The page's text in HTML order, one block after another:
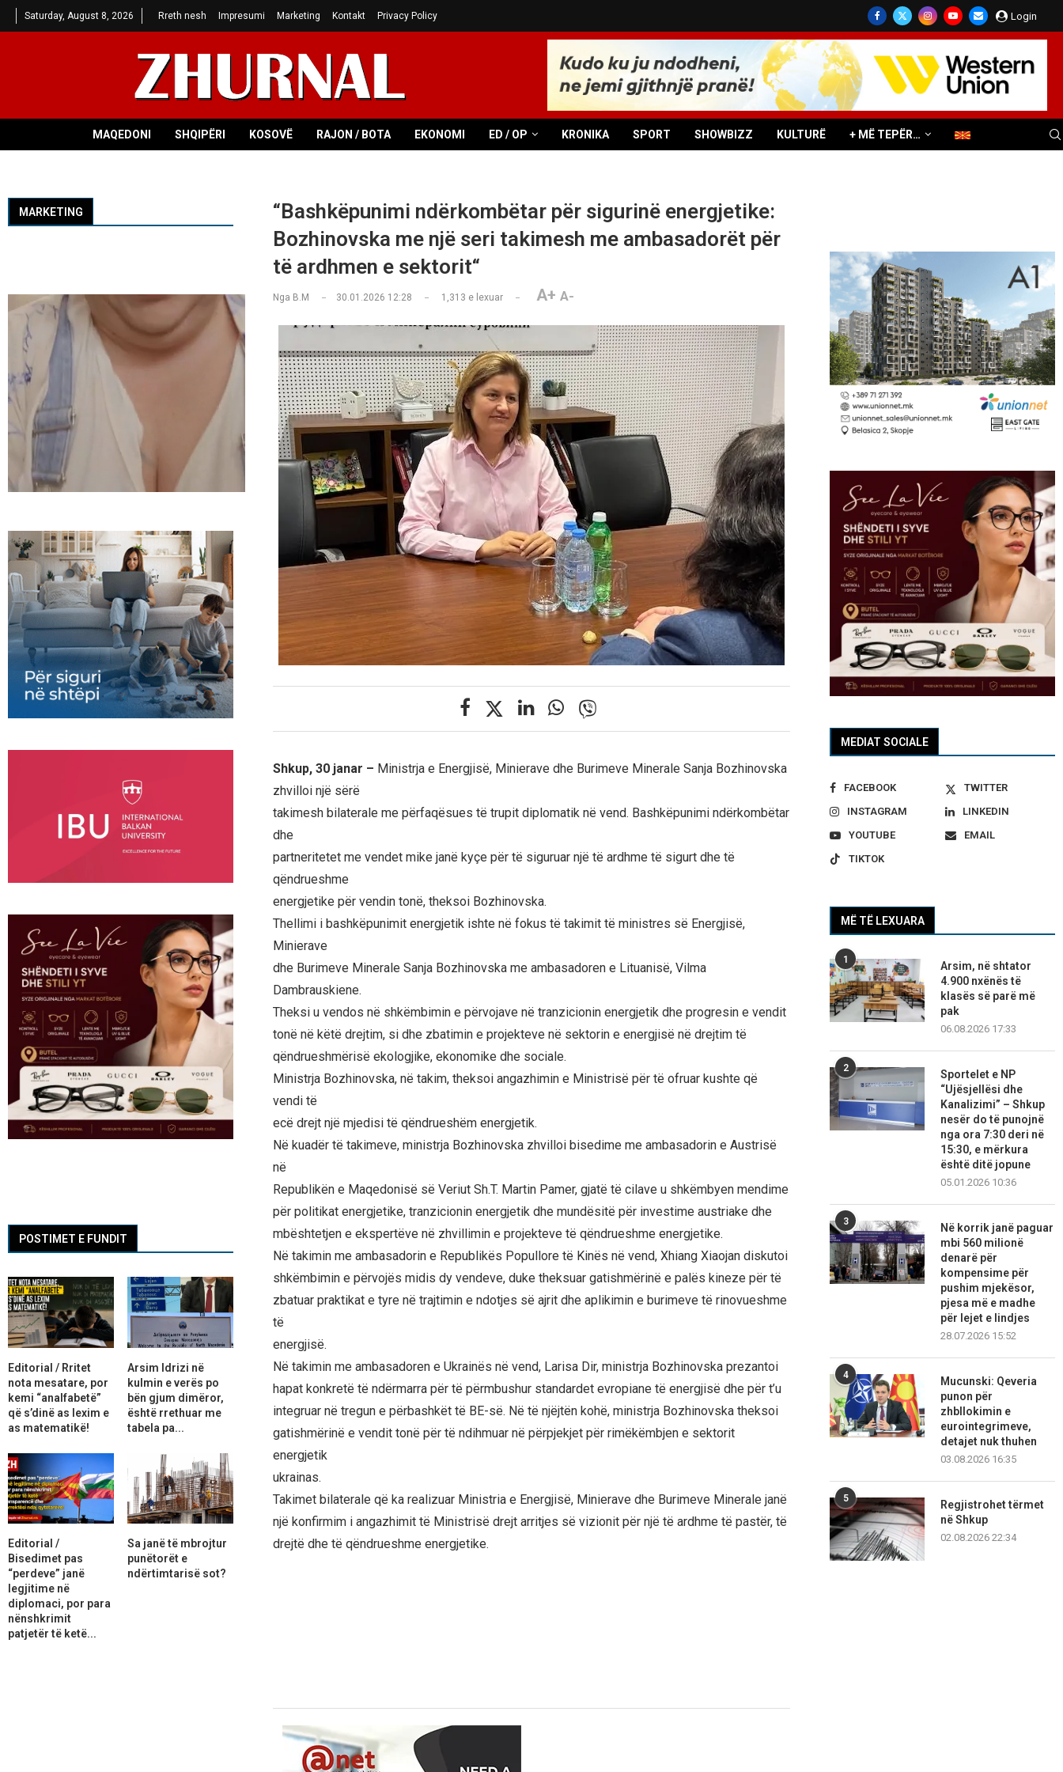
Saturday, August 8, 2026 Rreth nesh Impresumi Marketing Kontakt Privacy Policy Login
MAQEDONI SHQIPËRI KOSOVË RAJON / BOTA EKONOMI ED / OP KRONIKA SPORT SHOWBIZZ KULTURË + MË TEPËR…
“Bashkëpunimi ndërkombëtar për sigurinë energjetike:
Bozhinovska me një seri takimesh me ambasadorët për
të ardhmen e sektorit“
Nga B.M 30.01.2026 12:28 1,313 e lexuar A+ A-
Shkup, 30 janar – Ministrja e Energjisë, Minierave dhe Burimeve Minerale Sanja Bozhinovska
zhvilloi një sërë
takimesh bilaterale me përfaqësues të trupit diplomatik në vend. Bashkëpunimi ndërkombëtar
dhe
partneritetet me vendet mike janë kyçe për të siguruar një të ardhme të sigurt dhe të
qëndrueshme
energjetike për vendin tonë, theksoi Bozhinovska.
Thellimi i bashkëpunimit energjetik ishte në fokus të takimit të ministres së Energjisë,
Minierave
dhe Burimeve Minerale Sanja Bozhinovska me ambasadoren e Lituanisë, Vilma
Dambrauskiene.
Theksi u vendos në shkëmbimin e përvojave në tranzicionin energjetik dhe progresin e vendit
tonë në këtë drejtim, si dhe zbatimin e projekteve në sektorin e energjisë në drejtim të
qëndrueshmërisë ekologjike, ekonomike dhe sociale.
Ministrja Bozhinovska, në takim, theksoi angazhimin e Ministrisë për të ofruar kushte që
vendi të
ecë drejt një mjedisi të qëndrueshëm energjetik.
Në kuadër të takimeve, ministrja Bozhinovska zhvilloi bisedime me ambasadorin e Austrisë
në
Republikën e Maqedonisë së Veriut Sh.T. Martin Pamer, gjatë të cilave u shkëmbyen mendime
për politikat energjetike, tranzicionin energjetik dhe mundësitë për investime austriake dhe
mbështetjen e ekspertëve në zhvillimin e projekteve të qëndrueshme energjetike.
Në takimin me ambasadorin e Republikës Popullore të Kinës në vend, Xhiang Xiaojan diskutoi
shkëmbimin e përvojës midis dy vendeve, duke theksuar gatishmërinë e palës kineze për të
zbatuar praktikat e tyre në trajtimin e ndotjes së ajrit dhe aplikimin e burimeve të rinovueshme
të
energjisë.
Në takimin me ambasadoren e Ukrainës në vend, Larisa Dir, ministrja Bozhinovska prezantoi
hapat konkretë të ndërmarra për të përmbushur standardet evropiane të energjisë dhe për t’u
integruar në tregun e përbashkët të BE-së. Në të njëjtën kohë, ministrja Bozhinovska theksoi
gatishmërinë e vendit tonë për të ndihmuar në përpjekjet për rimëkëmbjen e sektorit
energjetik
ukrainas.
Takimet bilaterale që ka realizuar Ministria e Energjisë, Minierave dhe Burimeve Minerale janë
një konfirmim i angazhimit të Ministrisë drejt arritjes së vizionit për një të ardhme të pastër, të
drejtë dhe të qëndrueshme energjetike.
MEDIAT SOCIALE
FACEBOOK
TWITTER
INSTAGRAM
LINKEDIN
YOUTUBE
EMAIL
TIKTOK
MË TË LEXUARA
1
Arsim, në shtator
4.900 nxënës të
klasës së parë më
pak
06.08.2026 17:33
2
Sportelet e NP
“Ujësjellësi dhe
Kanalizimi” – Shkup
nesër do të punojnë
nga ora 7:30 deri në
15:30, e mërkura
është ditë jopune
05.01.2026 10:36
3
Në korrik janë paguar
mbi 560 milionë
denarë për
kompensime për
pushim mjekësor,
pjesa më e madhe
për lejet e lindjes
28.07.2026 15:52
4
Mucunski: Qeveria
punon për
zhbllokimin e
eurointegrimeve,
detajet nuk thuhen
03.08.2026 16:35
5
Regjistrohet tërmet
në Shkup
02.08.2026 22:34
MARKETING
POSTIMET E FUNDIT
Editorial / Rritet
nota mesatare, por
kemi “analfabetë”
që s’dinë as lexim e
as matematikë!
Arsim Idrizi në
kulmin e verës po
bën gjum dimëror,
është rrethuar me
tabela pa...
Editorial /
Bisedimet pas
“perdeve” janë
legjitime në
diplomaci, por para
nënshkrimit
patjetër të ketë...
Sa janë të mbrojtur
punëtorët e
ndërtimtarisë sot?